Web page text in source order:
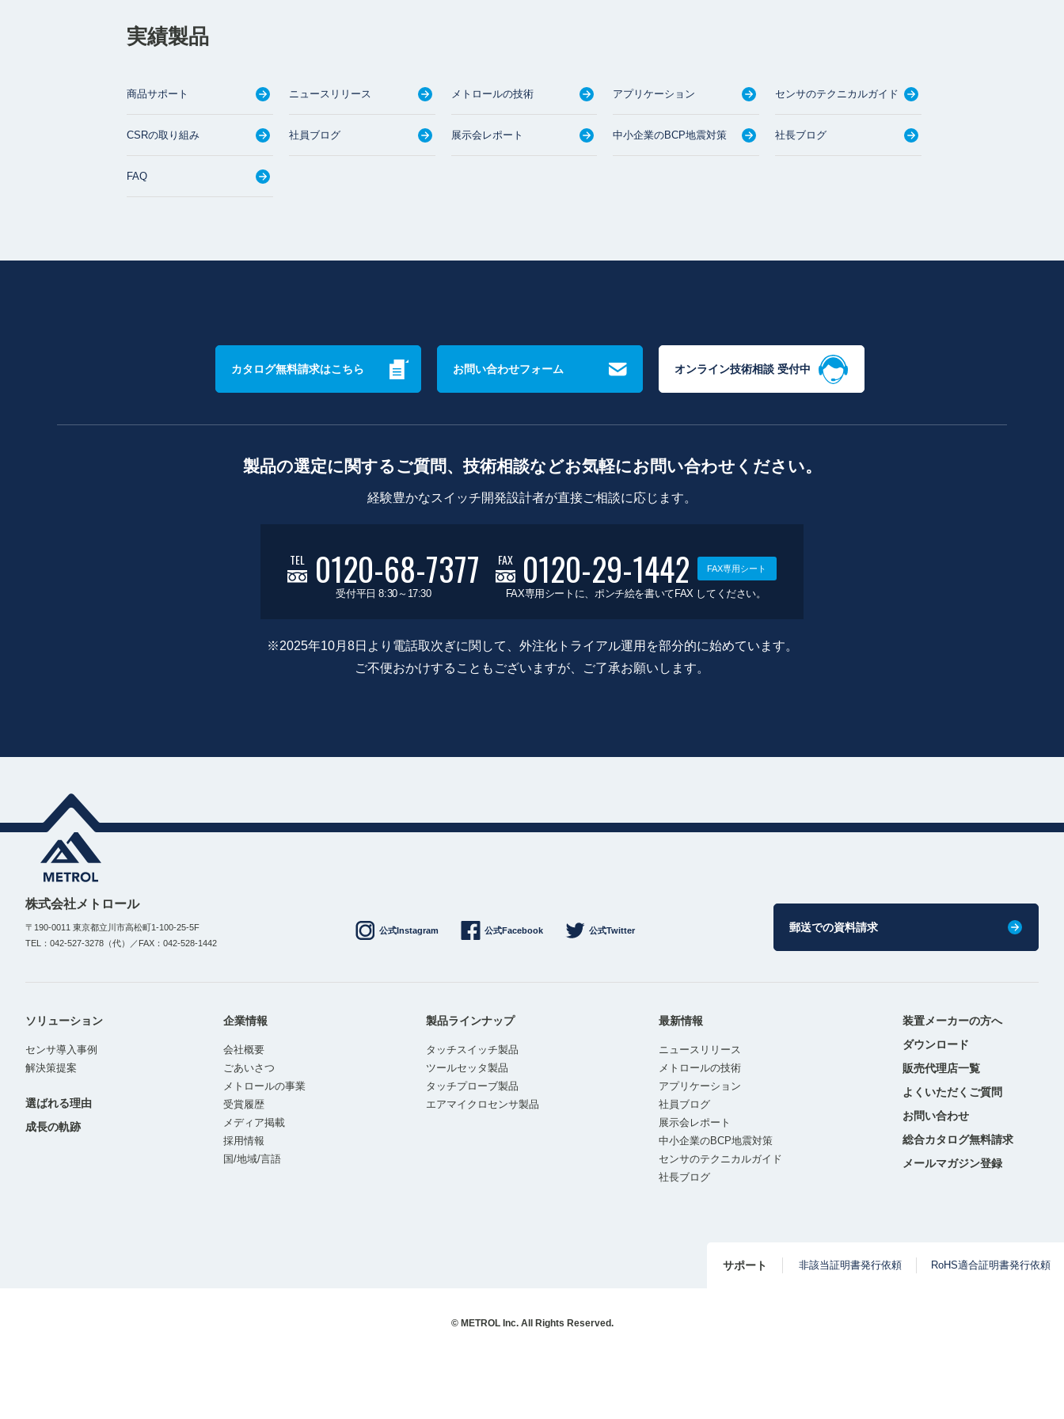
実績製品
商品サポート ニュースリリース メトロールの技術 アプリケーション センサのテクニカルガイド
CSRの取り組み 社員ブログ 展示会レポート 中小企業のBCP地震対策 社長ブログ
FAQ
カタログ無料請求はこちら お問い合わせフォーム オンライン技術相談 受付中
製品の選定に関するご質問、技術相談などお気軽にお問い合わせください。
経験豊かなスイッチ開発設計者が直接ご相談に応じます。
TEL 0120-68-7377
受付平日 8:30～17:30
FAX 0120-29-1442 FAX専用シート
FAX専用シートに、ポンチ絵を書いてFAX してください。
※2025年10月8日より電話取次ぎに関して、外注化トライアル運用を部分的に始めています。
ご不便おかけすることもございますが、ご了承お願いします。
株式会社メトロール
〒190-0011 東京都立川市高松町1-100-25-5F
TEL：042-527-3278（代）／FAX：042-528-1442
公式Instagram 公式Facebook 公式Twitter 郵送での資料請求
ソリューション
センサ導入事例
解決策提案
選ばれる理由
成長の軌跡
企業情報
会社概要
ごあいさつ
メトロールの事業
受賞履歴
メディア掲載
採用情報
国/地域/言語
製品ラインナップ
タッチスイッチ製品
ツールセッタ製品
タッチプローブ製品
エアマイクロセンサ製品
最新情報
ニュースリリース
メトロールの技術
アプリケーション
社員ブログ
展示会レポート
中小企業のBCP地震対策
センサのテクニカルガイド
社長ブログ
装置メーカーの方へ
ダウンロード
販売代理店一覧
よくいただくご質問
お問い合わせ
総合カタログ無料請求
メールマガジン登録
サポート 非該当証明書発行依頼 RoHS適合証明書発行依頼
© METROL Inc. All Rights Reserved.